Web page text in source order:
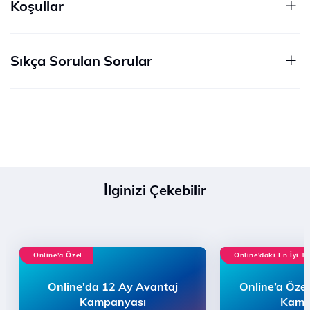
Koşullar
Sıkça Sorulan Sorular
İlginizi Çekebilir
Online'a Özel
Online'da 12 Ay Avantaj
Kampanyası
Online'daki En İyi
Online’a